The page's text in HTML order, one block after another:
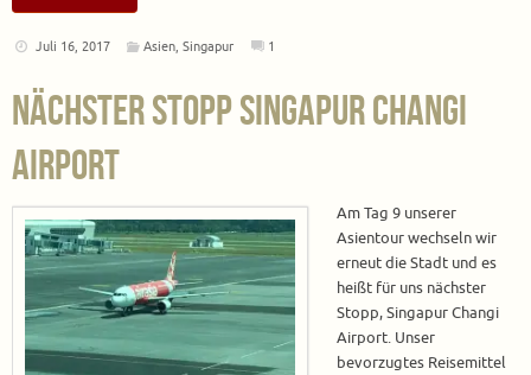
Juli 16, 2017 Asien,Singapur 1
Nächster Stopp Singapur Changi
Airport
Am Tag 9 unserer
Asientour wechseln wir
erneut die Stadt und es
heißt für uns nächster
Stopp, Singapur Changi
Airport. Unser
bevorzugtes Reisemittel